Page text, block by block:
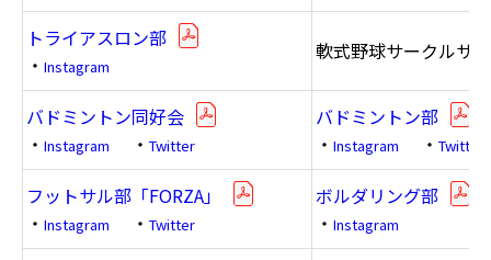
トライアスロン部
・ Instagram
軟式野球サークルサ
バドミントン同好会
・ Instagram ・ Twitter
バドミントン部
・ Instagram ・ Twitter
フットサル部「FORZA」
・ Instagram ・ Twitter
ボルダリング部
・ Instagram